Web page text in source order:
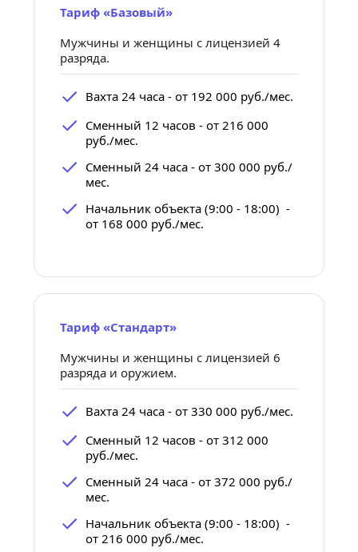
Тариф «Базовый»
Мужчины и женщины с лицензией 4
разряда.
Вахта 24 часа - от 192 000 руб./мес.
Сменный 12 часов - от 216 000
руб./мес.
Сменный 24 часа - от 300 000 руб./
мес.
от 168 000 руб./мес.
Тариф «Стандарт»
Мужчины и женщины с лицензией 6
разряда и оружием.
Вахта 24 часа - от 330 000 руб./мес.
Сменный 12 часов - от 312 000
руб./мес.
Сменный 24 часа - от 372 000 руб./
мес.
Начальник объекта (9:00 - 18:00)  -
от 216 000 руб./мес.